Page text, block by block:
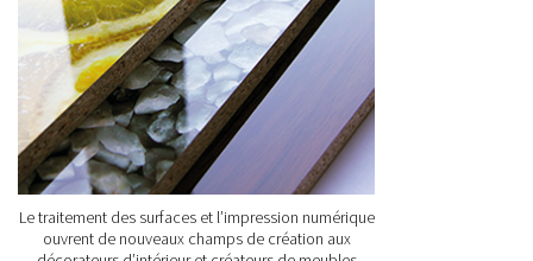
Le traitement des surfaces et l’impression numérique
ouvrent de nouveaux champs de création aux